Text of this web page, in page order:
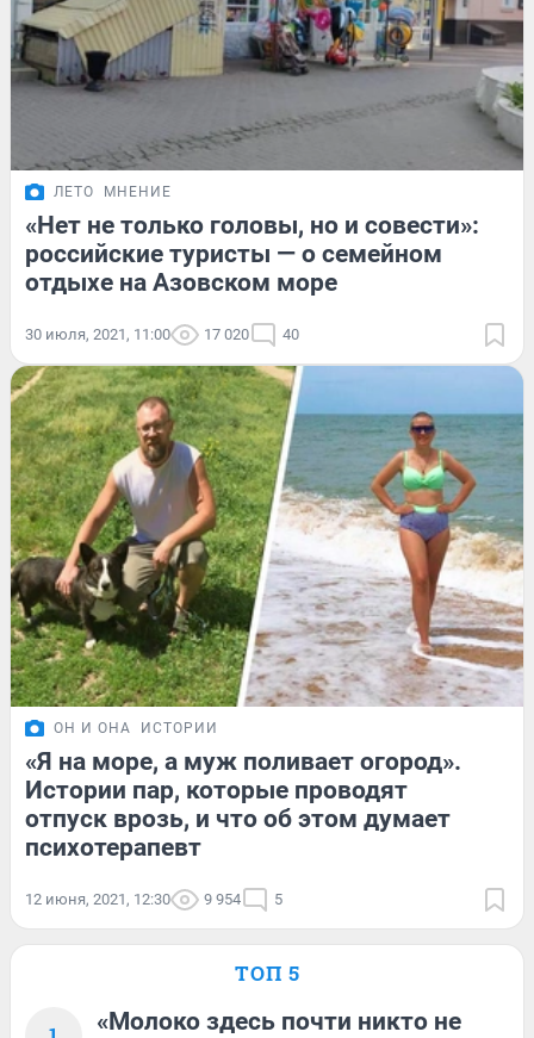
ЛЕТО МНЕНИЕ
«Нет не только головы, но и совести»:
российские туристы — о семейном
отдыхе на Азовском море
30 июля, 2021, 11:00 17 020 40
ОН И ОНА ИСТОРИИ
«Я на море, а муж поливает огород».
Истории пар, которые проводят
отпуск врозь, и что об этом думает
психотерапевт
12 июня, 2021, 12:30 9 954 5
ТОП 5
«Молоко здесь почти никто не